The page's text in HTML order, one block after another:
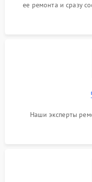
ее ремонта и сразу
Наши эксперты